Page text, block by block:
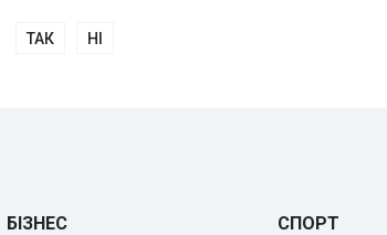
ТАК НІ
БІЗНЕС СПОРТ